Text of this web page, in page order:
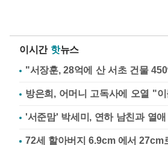
이시간 핫뉴스
"서장훈, 28억에 산 서초 건물
방은희, 어머니 고독사에 오열 "
'서준맘' 박세미, 연하 남친과 열